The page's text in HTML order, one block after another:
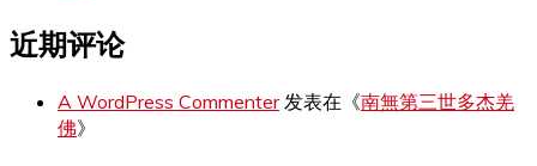
近期评论
A WordPress Commenter发表在《南無第三世多杰羌
佛》